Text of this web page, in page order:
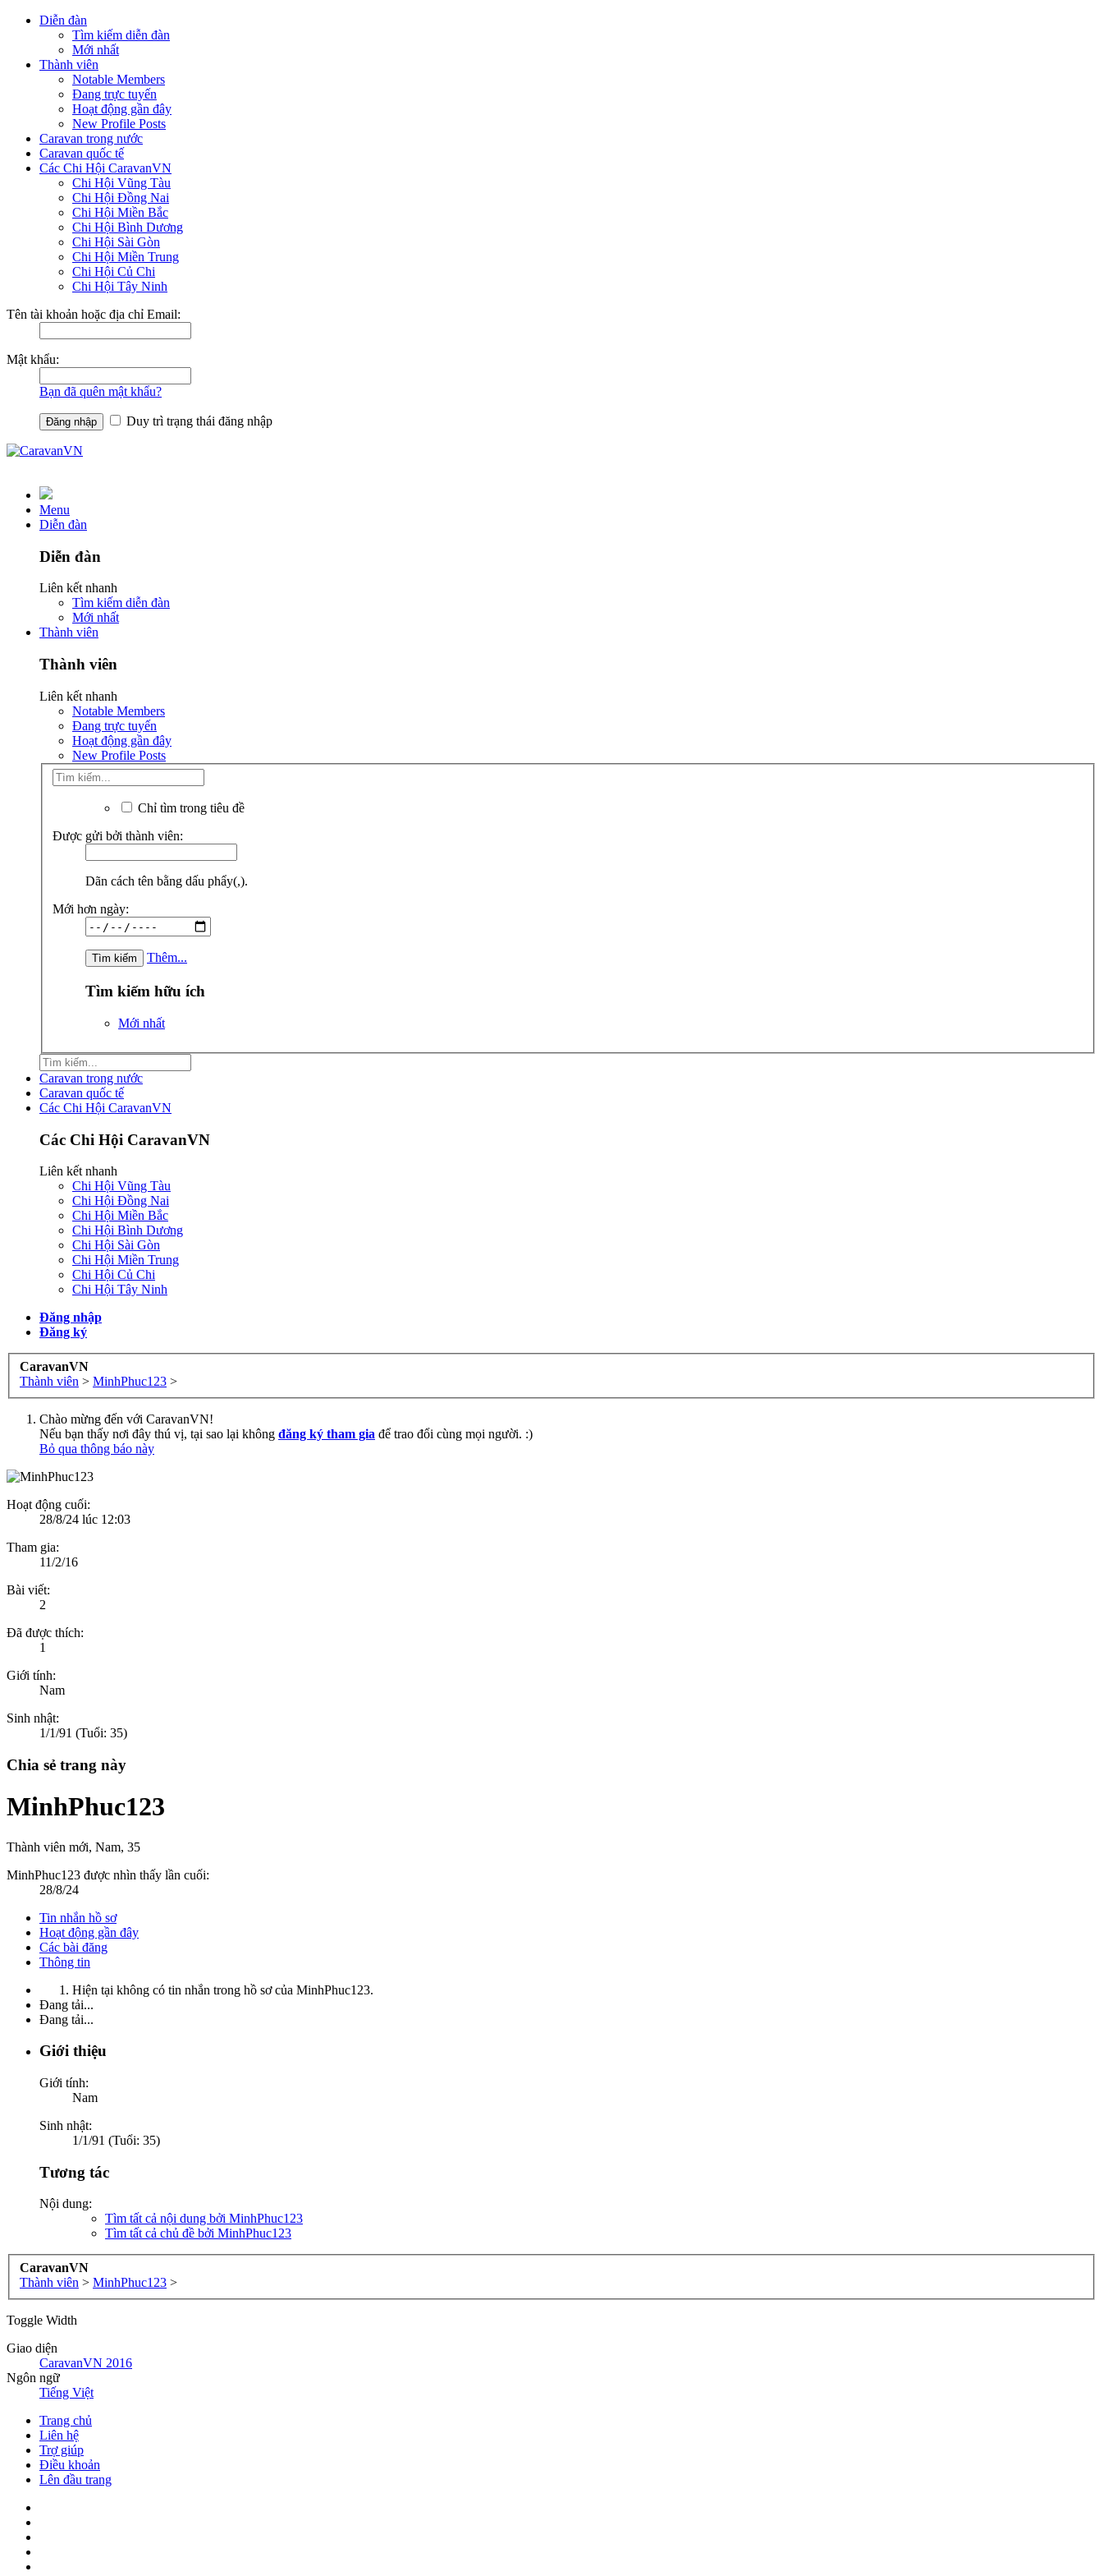
Diễn đàn
Tìm kiếm diễn đàn
Mới nhất
Thành viên
Notable Members
Đang trực tuyến
Hoạt động gần đây
New Profile Posts
Caravan trong nước
Caravan quốc tế
Các Chi Hội CaravanVN
Chi Hội Vũng Tàu
Chi Hội Đồng Nai
Chi Hội Miền Bắc
Chi Hội Bình Dương
Chi Hội Sài Gòn
Chi Hội Miền Trung
Chi Hội Củ Chi
Chi Hội Tây Ninh
Tên tài khoản hoặc địa chỉ Email:
Mật khẩu:
Bạn đã quên mật khẩu?
Duy trì trạng thái đăng nhập
Menu
Diễn đàn
Diễn đàn
Liên kết nhanh
Tìm kiếm diễn đàn
Mới nhất
Thành viên
Thành viên
Liên kết nhanh
Notable Members
Đang trực tuyến
Hoạt động gần đây
New Profile Posts
Chỉ tìm trong tiêu đề
Được gửi bởi thành viên:
Dãn cách tên bằng dấu phẩy(,).
Mới hơn ngày:
Thêm...
Tìm kiếm hữu ích
Mới nhất
Caravan trong nước
Caravan quốc tế
Các Chi Hội CaravanVN
Các Chi Hội CaravanVN
Liên kết nhanh
Chi Hội Vũng Tàu
Chi Hội Đồng Nai
Chi Hội Miền Bắc
Chi Hội Bình Dương
Chi Hội Sài Gòn
Chi Hội Miền Trung
Chi Hội Củ Chi
Chi Hội Tây Ninh
Đăng nhập
Đăng ký
CaravanVN
Thành viên > MinhPhuc123 >
Chào mừng đến với CaravanVN!
Nếu bạn thấy nơi đây thú vị, tại sao lại không đăng ký tham gia để trao đổi cùng mọi người. :)
Bỏ qua thông báo này
Hoạt động cuối:
28/8/24 lúc 12:03
Tham gia:
11/2/16
Bài viết:
2
Đã được thích:
1
Giới tính:
Nam
Sinh nhật:
1/1/91 (Tuổi: 35)
Chia sẻ trang này
MinhPhuc123
Thành viên mới, Nam, 35
MinhPhuc123 được nhìn thấy lần cuối:
28/8/24
Tin nhắn hồ sơ
Hoạt động gần đây
Các bài đăng
Thông tin
Hiện tại không có tin nhắn trong hồ sơ của MinhPhuc123.
Đang tải...
Đang tải...
Giới thiệu
Giới tính:
Nam
Sinh nhật:
1/1/91 (Tuổi: 35)
Tương tác
Nội dung:
Tìm tất cả nội dung bởi MinhPhuc123
Tìm tất cả chủ đề bởi MinhPhuc123
CaravanVN
Thành viên > MinhPhuc123 >
Toggle Width
Giao diện
CaravanVN 2016
Ngôn ngữ
Tiếng Việt
Trang chủ
Liên hệ
Trợ giúp
Điều khoản
Lên đầu trang